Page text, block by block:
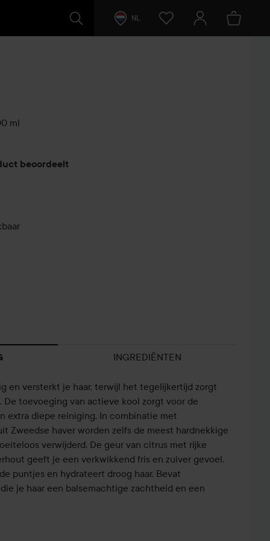
NL
ml
beoordeelt
INGREDIËNTEN
en versterkt je haar, terwijl het tegelijkertijd zorgt
De toevoeging van actieve kool zorgt voor de
extra diepe reiniging. In combinatie met
Zweedse haver worden zelfs de meest hardnekkige
verwijderd. De geur van citrus met rijke
geeft je een verkwikkend fris en zuiver gevoel.
puntjes en hydrateert droog haar. Bevat
je haar een balsemachtige zachtheid en een